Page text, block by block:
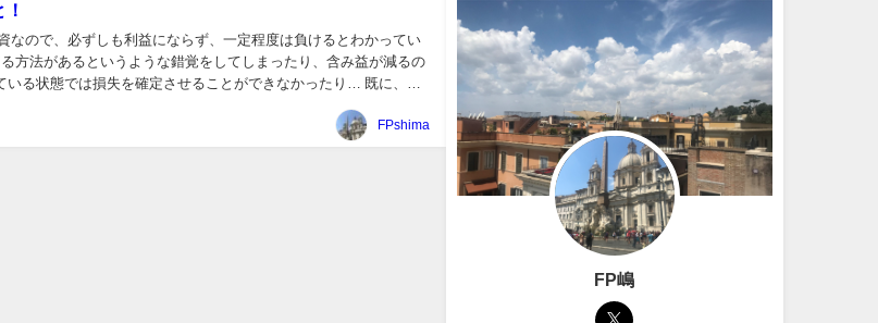
なので、必ずしも利益にならず、一定程度は負けるとわかってい
方法があるというような錯覚をしてしまったり、含み益が減るの
いる状態では損失を確定させることができなかったり… 既に、FX
FPshima
FP嶋